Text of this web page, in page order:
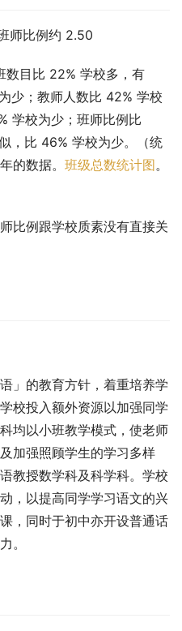
师比例约 2.50
数目比 22% 学校多，有
少；教师人数比 42% 学校
学校为少；班师比例比
，比 46% 学校为少。（统
的数据。 班级总数统计图。
比例跟学校质素没有直接关
」的教育方针，着重培养学
校投入额外资源以加强同学
均以小班教学模式，使老师
加强照顾学生的学习多样
教授数学科及科学科。学校
，以提高同学学习语文的兴
，同时于初中亦开设普通话
。